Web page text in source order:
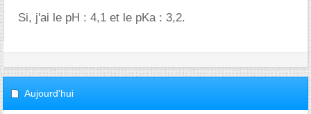
Si, j'ai le pH : 4,1 et le pKa : 3,2.
Aujourd'hui